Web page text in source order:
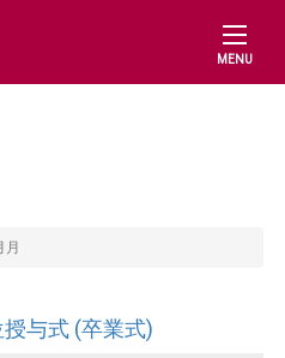
MENU
月
与式 (卒業式)